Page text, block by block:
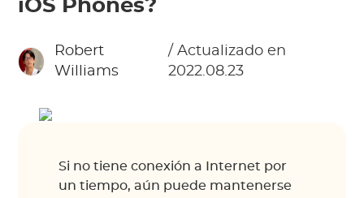
iOS Phones?
Robert
Williams
/ Actualizado en
2022.08.23
Si no tiene conexión a Internet por
un tiempo, aún puede mantenerse